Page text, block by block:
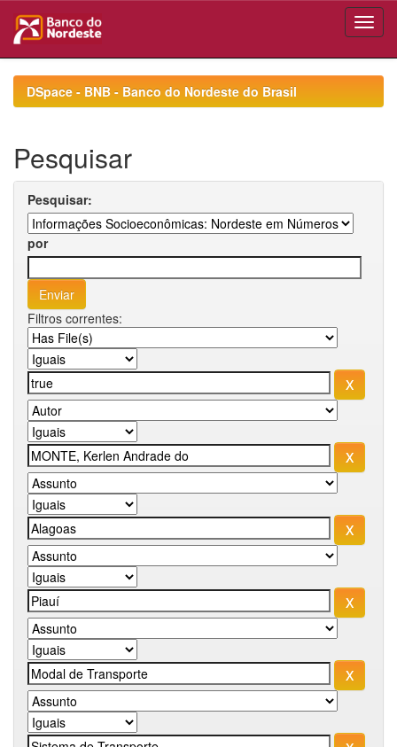
navigationDSpace - BNB - Banco do Nordeste do Brasil
Pesquisar
Pesquisar:
por
Filtros correntes: